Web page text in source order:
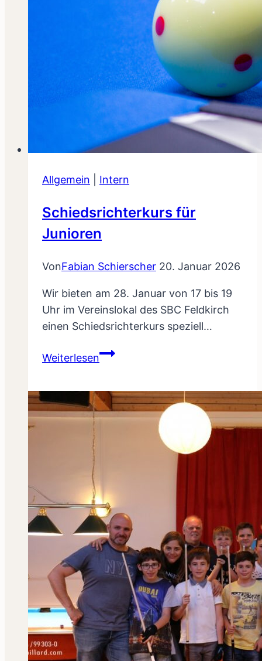
Allgemein Intern
Schiedsrichterkurs für
Junioren
VonFabian Schierscher 20. Januar 2026
Wir bieten am 28. Januar von 17 bis 19
Uhr im Vereinslokal des SBC Feldkirch
einen Schiedsrichterkurs speziell…
WeiterlesenSchiedsrichterkurs